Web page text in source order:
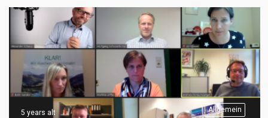
Allgemein
5 years alt